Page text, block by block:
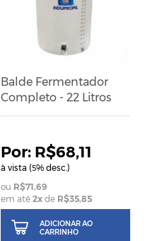
Balde Fermentador
Completo - 22 Litros
R$68,11
à vista (5% desc.)
R$71,69
em até 2xde R$35,85
ADICIONAR AO
CARRINHO